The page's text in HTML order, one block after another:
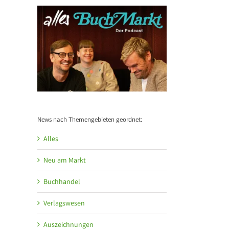
Shortlist des
Deutschen
2026
Thalia eröffnet
am Grazer
Hauptplatz auf
3 Etagen
News nach Themengebieten geordnet:
Alles
Neu am Markt
Buchhandel
Verlagswesen
Auszeichnungen